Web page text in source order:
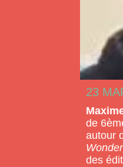
23
de
autour
des